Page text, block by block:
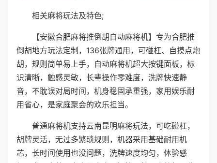
相关麻将玩法及特色;
【安徽合肥麻将推倒胡自动麻将机】专为合肥推
倒胡地方玩法定制，136张牌通用，可碰杠、自摸点炮
胡，规则简单易上手，自动麻将机超大按键面板，标
识清晰，触感灵敏，长辈操作零难度，洗牌快速静
音，不耽误对局时间，机身稳固承重强，家用娱乐耐
用省心，是家庭聚会的欢乐担当。
普通麻将机支持云南昆明麻将玩法，可吃碰杠，
胡牌灵活，无过多繁琐规则，机器采用基础耐用机
芯，长时间使用也没问题，洗牌速度均匀，体验感